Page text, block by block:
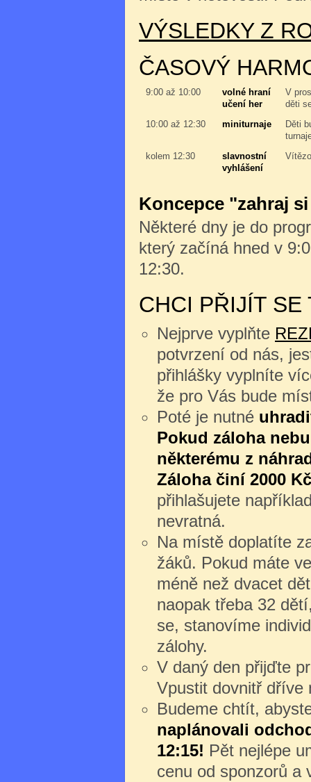
VÝSLEDKY Z
ČASOVÝ
9:00 až 10:00
volné hraní
učení her
V
děti
10:00 až 12:30
miniturnaje
Děti
kolem 12:30
slavnostní
vyhlášení
Koncepce "zahraj
Některé dny je do
který začíná hned v
12:30.
CHCI PŘIJÍT SE
Nejprve vyplňte
potvrzení od nás,
přihlášky vyplníte
že pro Vás bude
Poté je nutné
Pokud záloha
některému z
Záloha činí 2000
přihlašujete
nevratná.
Na místě doplatíte
žáků. Pokud máte
méně než dvacet
naopak třeba 32
se, stanovíme
zálohy.
V daný den přijďte
Vpustit dovnitř dříve
Budeme chtít,
naplánovali
12:15! Pět nejlépe
cenu od sponzorů a